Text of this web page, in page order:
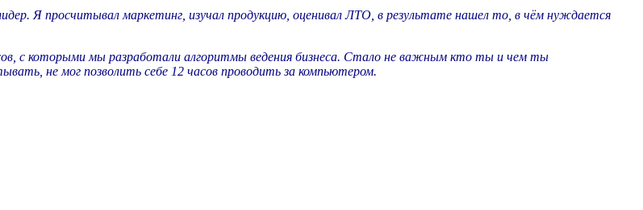
Я просчитывал маркетинг, изучал продукцию, оценивал ЛТО, в результате нашел то, в чём нуждается
с которыми мы разработали алгоритмы ведения бизнеса. Стало не важным кто ты и чем ты
не мог позволить себе 12 часов проводить за компьютером.